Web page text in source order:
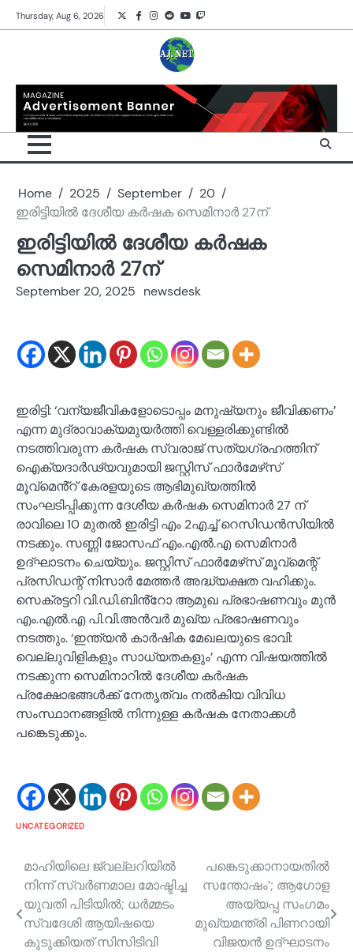
to
Thursday, Aug 6, 2026 Twitter
Facebook
Instagram
RedditYouTube
Home 2025 September
20
ഇരിട്ടിയിൽ ദേശീയ കർഷക സെമിനാർ 27ന്
ഇരിട്ടിയിൽ ദേശീയ കർഷക
സെമിനാർ 27ന്
September 20, 2025 newsdesk
ഇരിട്ടി: ‘വന്യജീവികളോടൊപ്പം മനുഷ്യനും ജീവിക്കണം’
എന്ന മുദ്രാവാക്യമുയർത്തി വെള്ളരിക്കുണ്ടിൽ
നടത്തിവരുന്ന കർഷക സ്വരാജ് സത്യഗ്രഹത്തിന്
ഐക്യദാർഢ്യവുമായി ജസ്റ്റിസ് ഫാർമേഴ്‌സ്
മൂവ്മെൻ്റ് കേരളയുടെ ആഭിമുഖ്യത്തിൽ
സംഘടിപ്പിക്കുന്ന ദേശീയ കർഷക സെമിനാർ 27 ന്
രാവിലെ 10 മുതൽ ഇരിട്ടി എം 2എച്ച് റെസിഡൻസിയിൽ
നടക്കും. സണ്ണി ജോസഫ് എം.എൽ.എ സെമിനാർ
ഉദ്ഘാടനം ചെയ്യും. ജസ്റ്റിസ് ഫാർമേഴ്‌സ് മൂവ്മെന്റ്
പ്രസിഡന്റ് നിസാർ മേത്തർ അദ്ധ്യക്ഷത വഹിക്കും.
സെക്രട്ടറി വി.ഡി.ബിൻ്റോ ആമുഖ പ്രഭാഷണവും മുൻ
എം.എൽ.എ പി.വി.അൻവർ മുഖ്യ പ്രഭാഷണവും
നടത്തും. ‘ഇന്ത്യൻ കാർഷിക മേഖലയുടെ ഭാവി:
വെല്ലുവിളികളും സാധ്യതകളും’ എന്ന വിഷയത്തിൽ
നടക്കുന്ന സെമിനാറിൽ ദേശീയ കർഷക
പ്രക്ഷോഭങ്ങൾക്ക് നേതൃത്വം നൽകിയ വിവിധ
സംസ്ഥാനങ്ങളിൽ നിന്നുള്ള കർഷക നേതാക്കൾ
പങ്കെടുക്കും.
UNCATEGORIZED
Post
navigation
മാഹിയിലെ ജ്വല്ലറിയിൽ
നിന്ന് സ്വർണമാല മോഷ്ടിച്ച
യുവതി പിടിയിൽ; ധർമ്മടം
സ്വദേശി ആയിഷയെ
കുടുക്കിയത് സിസിടിവി
പങ്കെടുക്കാനായതിൽ
സന്തോഷം’; ആ​ഗോള
അയ്യപ്പ സം​ഗമം
മുഖ്യമന്ത്രി പിണറായി
വിജയൻ ഉദ്ഘാടനം